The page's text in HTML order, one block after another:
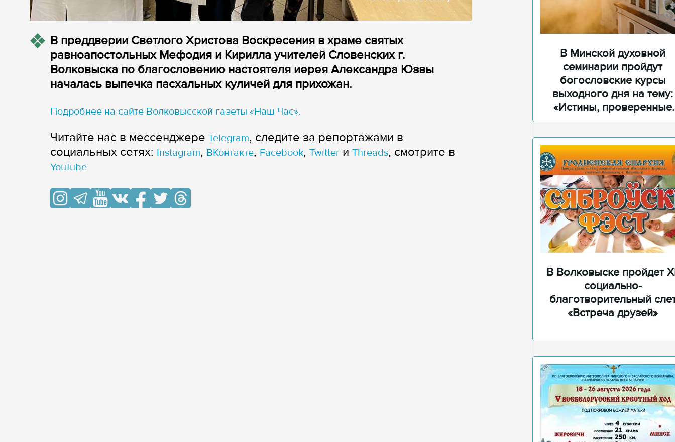
В преддверии Светлого Христова Воскресения в храме святых
равноапостольных Мефодия и Кирилла учителей Словенских г.
Волковыска по благословению настоятеля иерея Александра Юзвы
началась выпечка пасхальных куличей для прихожан.
Подробнее на сайте Волковысской газеты «Наш Час».
Читайте нас в мессенджере Telegram, следите за репортажами в
cоциальных сетях: Instagram, ВКонтакте, Facebook, Twitter и Threads, смотрите в
YouTube
В Минской духовной
семинарии пройдут
богословские курсы
выходного дня на тему:
«Истины, проверенные
временем»
В Волковыске пройдет
социально-
благотворительный
«Встреча друзей»